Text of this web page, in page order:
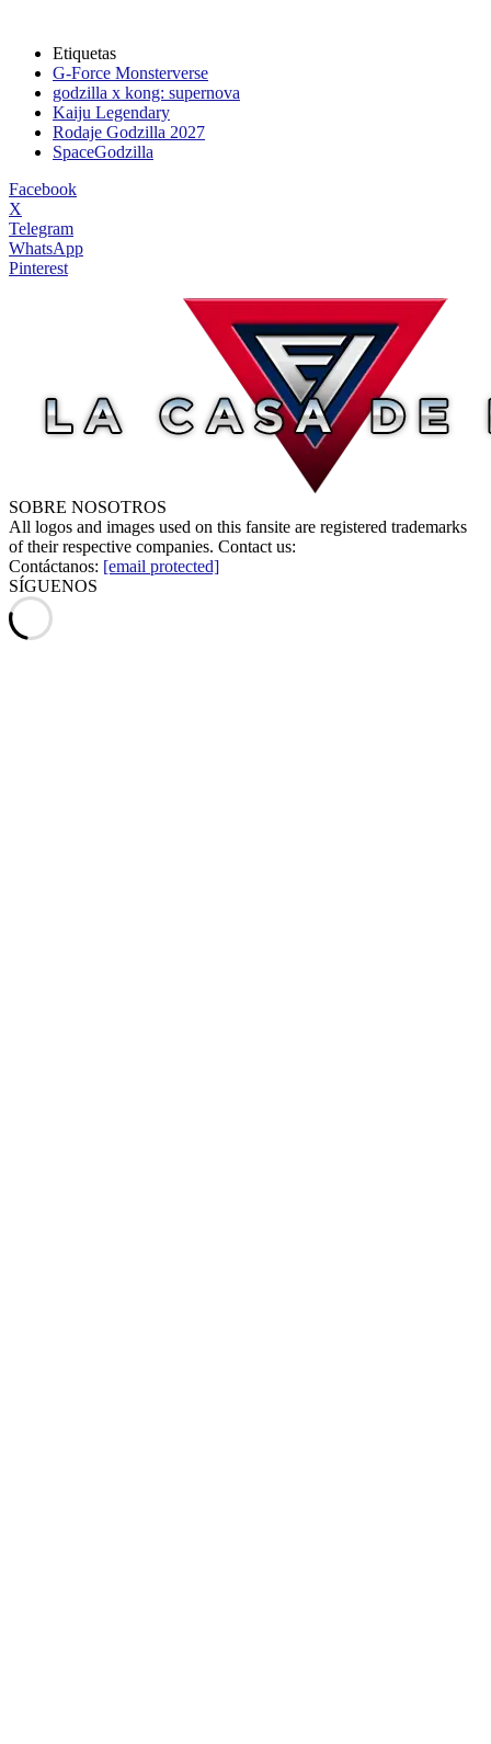
Etiquetas
G-Force Monsterverse
godzilla x kong: supernova
Kaiju Legendary
Rodaje Godzilla 2027
SpaceGodzilla
Facebook
X
Telegram
WhatsApp
Pinterest
SOBRE NOSOTROS
All logos and images used on this fansite are registered trademarks
of their respective companies. Contact us:
Contáctanos: [email protected]
SÍGUENOS